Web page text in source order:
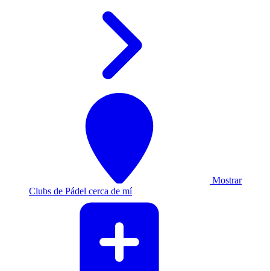
Mostrar
Clubs de Pádel cerca de mí